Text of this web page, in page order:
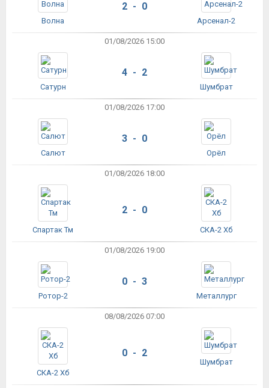
Волна
2 - 0
Арсенал-2
01/08/2026 15:00
Сатурн
4 - 2
Шумбрат
01/08/2026 17:00
Салют
3 - 0
Орёл
01/08/2026 18:00
Спартак Тм
2 - 0
СКА-2 Хб
01/08/2026 19:00
Ротор-2
0 - 3
Металлург
08/08/2026 07:00
СКА-2 Хб
0 - 2
Шумбрат